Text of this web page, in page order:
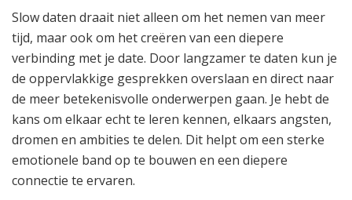
Slow daten draait niet alleen om het nemen van meer
tijd, maar ook om het creëren van een diepere
verbinding met je date. Door langzamer te daten kun je
de oppervlakkige gesprekken overslaan en direct naar
de meer betekenisvolle onderwerpen gaan. Je hebt de
kans om elkaar echt te leren kennen, elkaars angsten,
dromen en ambities te delen. Dit helpt om een sterke
emotionele band op te bouwen en een diepere
connectie te ervaren.